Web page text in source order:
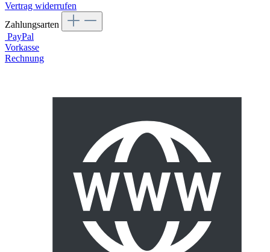
Vertrag widerrufen
Zahlungsarten
PayPal
Vorkasse
Rechnung